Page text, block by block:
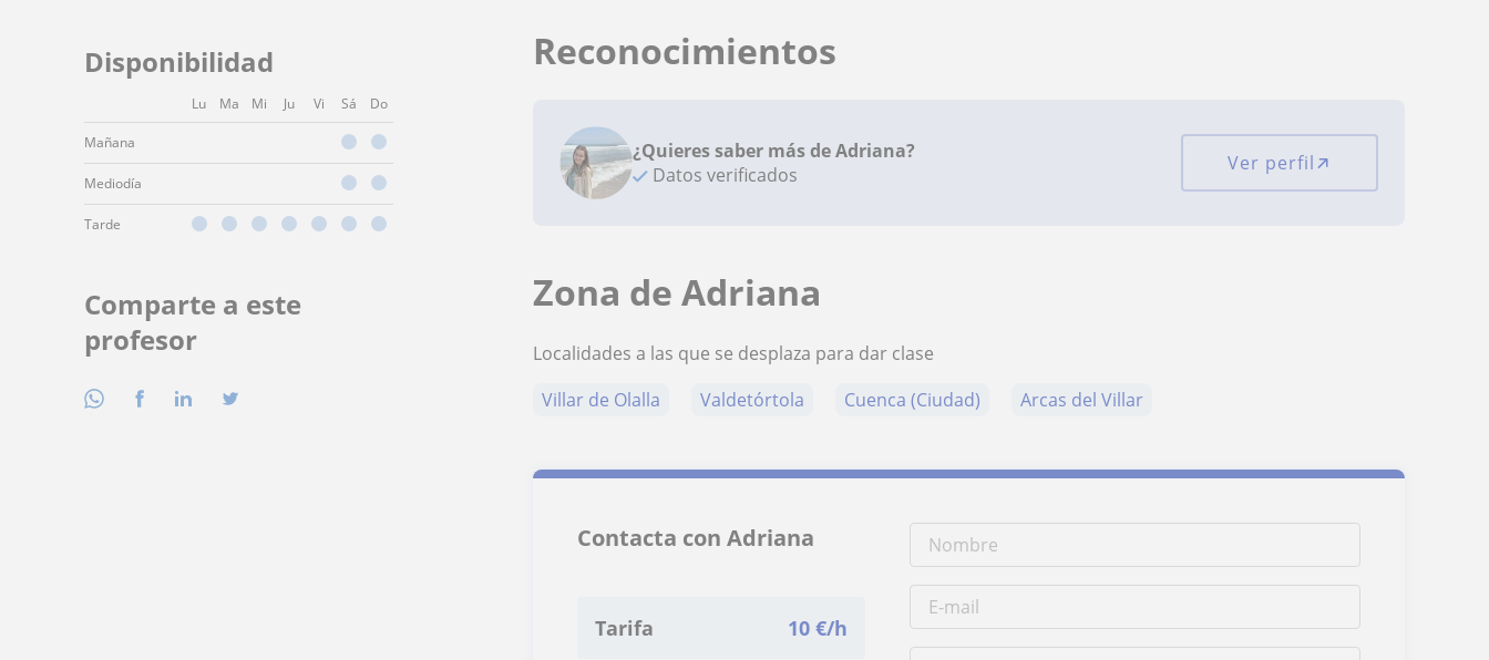
Disponibilidad
Lu Ma Mi Ju Vi Sá Do
Mañana
Mediodía
Tarde
Comparte a este
profesor
Reconocimientos
¿Quieres saber más de Adriana?
Datos verificados
Ver perfil
Zona de Adriana
Localidades a las que se desplaza para dar clase
Villar de Olalla
Valdetórtola Cuenca (Ciudad) Arcas del Villar
Contacta con Adriana
Tarifa 10 €/h